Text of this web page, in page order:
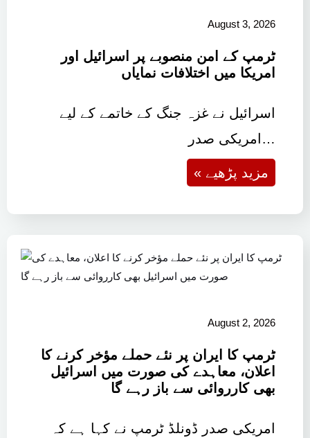
August 3, 2026
ٹرمپ کے امن منصوبے پر اسرائیل اور
امریکا میں اختلافات نمایاں
اسرائیل نے غزہ جنگ کے خاتمے کے لیے
امریکی صدر…
« مزید پڑھیے
August 2, 2026
ٹرمپ کا ایران پر نئے حملے مؤخر کرنے کا
اعلان، معاہدے کی صورت میں اسرائیل
بھی کارروائی سے باز رہے گا
امریکی صدر ڈونلڈ ٹرمپ نے کہا ہے کہ